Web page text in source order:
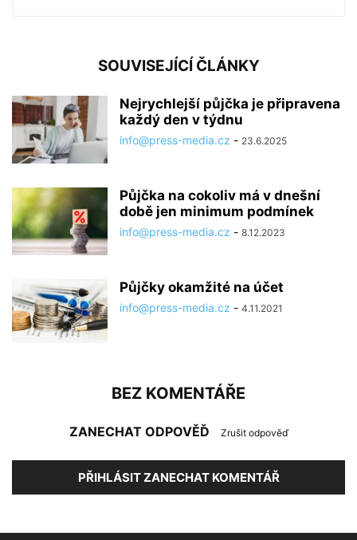
SOUVISEJÍCÍ ČLÁNKY
Nejrychlejší půjčka je připravena
každý den v týdnu
info@press-media.cz - 23.6.2025
Půjčka na cokoliv má v dnešní
době jen minimum podmínek
info@press-media.cz - 8.12.2023
Půjčky okamžité na účet
info@press-media.cz - 4.11.2021
BEZ KOMENTÁŘE
ZANECHAT ODPOVĚĎ Zrušit odpověď
PŘIHLÁSIT ZANECHAT KOMENTÁŘ